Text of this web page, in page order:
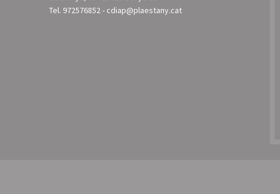
Tel. 972576852- cdiap@plaestany.cat